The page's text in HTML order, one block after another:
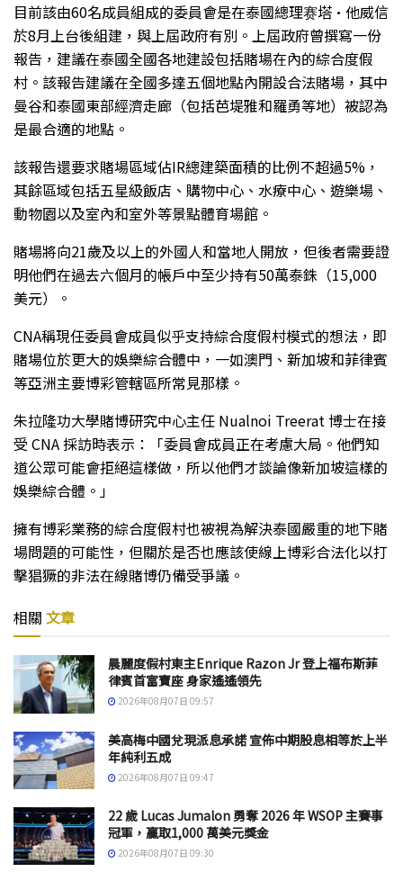
目前該由60名成員組成的委員會是在泰國總理赛塔·他威信
於8月上台後組建，與上屆政府有別。上屆政府曾撰寫一份
報告，建議在泰國全國各地建設包括賭場在內的綜合度假
村。該報告建議在全國多達五個地點內開設合法賭場，其中
曼谷和泰國東部經濟走廊（包括芭堤雅和羅勇等地）被認為
是最合適的地點。
該報告還要求賭場區域佔IR總建築面積的比例不超過5%，
其餘區域包括五星級飯店、購物中心、水療中心、遊樂場、
動物園以及室內和室外等景點體育場館。
賭場將向21歲及以上的外國人和當地人開放，但後者需要證
明他們在過去六個月的帳戶中至少持有50萬泰銖（15,000
美元）。
CNA稱現任委員會成員似乎支持綜合度假村模式的想法，即
賭場位於更大的娛樂綜合體中，一如澳門、新加坡和菲律賓
等亞洲主要博彩管轄區所常見那樣。
朱拉隆功大學賭博研究中心主任 Nualnoi Treerat 博士在接
受 CNA 採訪時表示：「委員會成員正在考慮大局。他們知
道公眾可能會拒絕這樣做，所以他們才談論像新加坡這樣的
娛樂綜合體。」
擁有博彩業務的綜合度假村也被視為解決泰國嚴重的地下賭
場問題的可能性，但關於是否也應該使線上博彩合法化以打
擊猖獗的非法在線賭博仍備受爭議。
相關 文章
晨麗度假村東主Enrique Razon Jr 登上福布斯菲
律賓首富寶座 身家遙遙領先
2026年08月07日 09:57
美高梅中國兌現派息承諾 宣佈中期股息相等於上半
年純利五成
2026年08月07日 09:47
22 歲 Lucas Jumalon 勇奪 2026 年 WSOP 主賽事
冠軍，贏取1,000 萬美元獎金
2026年08月07日 09:30